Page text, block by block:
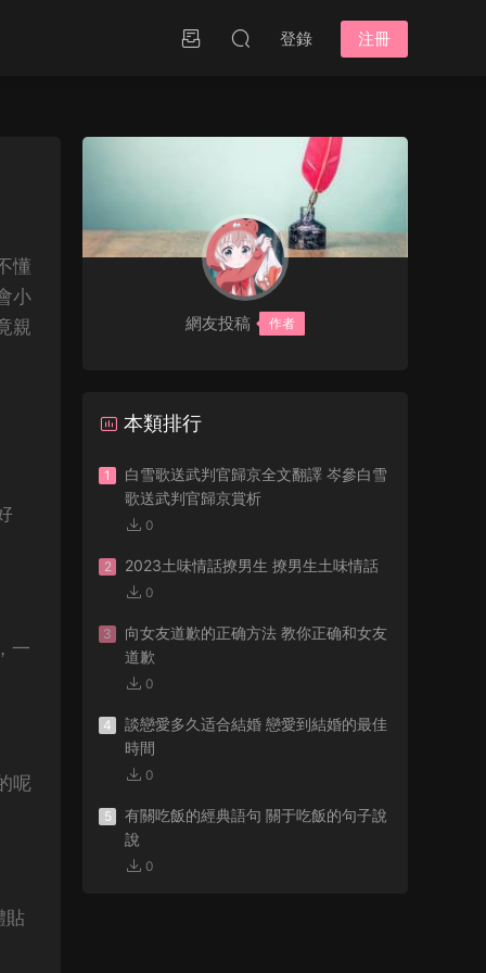
登錄 注冊
懂
小
親
一
呢
貼
網友投稿 作者
本類排行
1
白雪歌送武判官歸京全文翻譯 岑參白雪
歌送武判官歸京賞析
0
2 2023土味情話撩男生 撩男生土味情話
0
3
向女友道歉的正确方法 教你正确和女友
道歉
0
4
談戀愛多久适合結婚 戀愛到結婚的最佳
時間
0
5
有關吃飯的經典語句 關于吃飯的句子說
說
0